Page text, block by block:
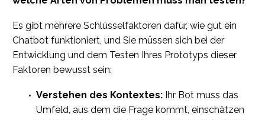
Es gibt mehrere Schlüsselfaktoren dafür, wie gut ein
Chatbot funktioniert, und Sie müssen sich bei der
Entwicklung und dem Testen Ihres Prototyps dieser
Faktoren bewusst sein:
Verstehen des Kontextes: Ihr Bot muss das
Umfeld, aus dem die Frage kommt, einschätzen